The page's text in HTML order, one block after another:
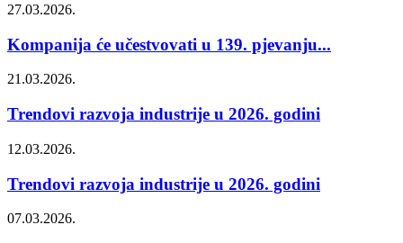
27.03.2026.
Kompanija će učestvovati u 139. pjevanju...
21.03.2026.
Trendovi razvoja industrije u 2026. godini
12.03.2026.
Trendovi razvoja industrije u 2026. godini
07.03.2026.